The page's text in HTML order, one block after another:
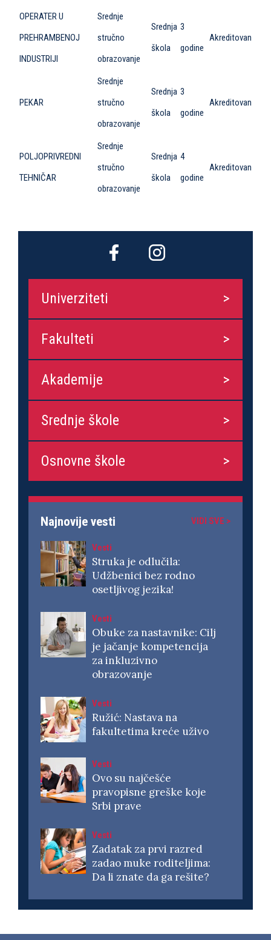
OPERATER U
PREHRAMBENOJ
INDUSTRIJI
Srednje
stručno
obrazovanje
Srednja
škola
3
godine
Akreditovan
PEKAR
Srednje
stručno
obrazovanje
Srednja
škola
3
godine
Akreditovan
POLJOPRIVREDNI
TEHNIČAR
Srednje
stručno
obrazovanje
Srednja
škola
4
godine
Akreditovan
Univerziteti
Fakulteti
Akademije
Srednje škole
Osnovne škole
Najnovije vesti VIDI SVE >
Vesti
Struka je odlučila:
Udžbenici bez rodno
osetljivog jezika!
Vesti
Obuke za nastavnike: Cilj
je jačanje kompetencija
za inkluzivno
obrazovanje
Vesti
Ružić: Nastava na
fakultetima kreće uživo
Vesti
Ovo su najčešće
pravopisne greške koje
Srbi prave
Vesti
Zadatak za prvi razred
zadao muke roditeljima:
Da li znate da ga rešite?